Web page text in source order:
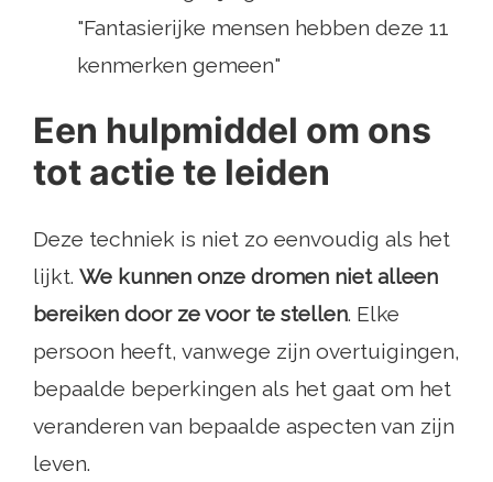
"Fantasierijke mensen hebben deze 11
kenmerken gemeen"
Een hulpmiddel om ons
tot actie te leiden
Deze techniek is niet zo eenvoudig als het
lijkt. We kunnen onze dromen niet alleen
bereiken door ze voor te stellen. Elke
persoon heeft, vanwege zijn overtuigingen,
bepaalde beperkingen als het gaat om het
veranderen van bepaalde aspecten van zijn
leven.